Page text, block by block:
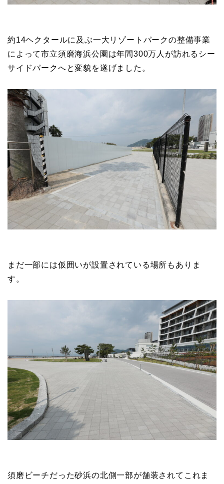
約14ヘクタールに及ぶ一大リゾートパークの整備事業
によって市立須磨海浜公園は年間300万人が訪れるシー
サイドパークへと変貌を遂げました。
まだ一部には仮囲いが設置されている場所もありま
す。
須磨ビーチだった砂浜の北側一部が舗装されてこれま